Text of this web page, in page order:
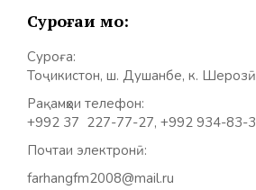
Суроғаи мо:
Суроға:
Тоҷикистон, ш. Душанбе, к.
Рақамҳои телефон:
+992 37 227-77-27, +992 934-83-
Почтаи электронӣ:
farhangfm2008@mail.ru